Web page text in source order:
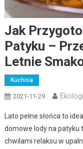
Jak
Patyku –
Letnie
Kuchnia
2021-11-29
Lato pełne słońca to
domowe lody na patyku
chwilami relaksu w